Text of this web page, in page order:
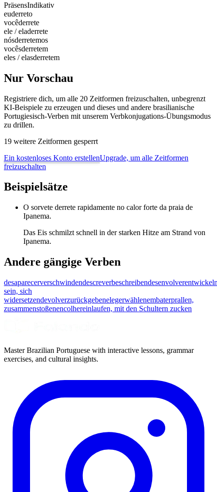
PräsensIndikativ
euderreto
vocêderrete
ele / eladerrete
nósderretemos
vocêsderretem
eles / elasderretem
Nur Vorschau
Registriere dich, um alle 20 Zeitformen freizuschalten, unbegrenzt
KI-Beispiele zu erzeugen und dieses und andere brasilianische
Portugiesisch-Verben mit unserem Verbkonjugations-Übungsmodus
zu drillen.
19 weitere Zeitformen gesperrt
Ein kostenloses Konto erstellenUpgrade, um alle Zeitformen
freizuschalten
Beispielsätze
O sorvete derrete rapidamente no calor forte da praia de
Ipanema.
Das Eis schmilzt schnell in der starken Hitze am Strand von
Ipanema.
Andere gängige Verben
desaparecerverschwindendescreverbeschreibendesenvolver
sein, sich
widersetzendevolverzurückgebenelegerwählenembaterprallen,
zusammenstoßenencolhereinlaufen, mit den Schultern zucken
Master Brazilian Portuguese with interactive lessons, grammar
exercises, and cultural insights.